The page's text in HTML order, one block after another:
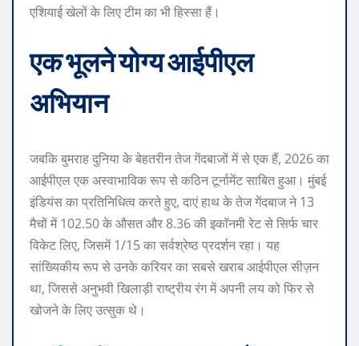
एशियाई खेलों के लिए टीम का भी हिस्सा हैं।
एक भूलने योग्य आईपीएल
अभियान
जबकि बुमराह दुनिया के बेहतरीन तेज गेंदबाजों में से एक हैं, 2026 का
आईपीएल एक अस्वाभाविक रूप से कठिन टूर्नामेंट साबित हुआ। मुंबई
इंडियंस का प्रतिनिधित्व करते हुए, दाएं हाथ के तेज गेंदबाज ने 13
मैचों में 102.50 के औसत और 8.36 की इकॉनमी रेट से सिर्फ चार
विकेट लिए, जिसमें 1/15 का सर्वश्रेष्ठ प्रदर्शन रहा। यह
सांख्यिकीय रूप से उनके करियर का सबसे खराब आईपीएल सीज़न
था, जिससे अनुभवी खिलाड़ी राष्ट्रीय रंग में अपनी लय को फिर से
खोजने के लिए उत्सुक थे।